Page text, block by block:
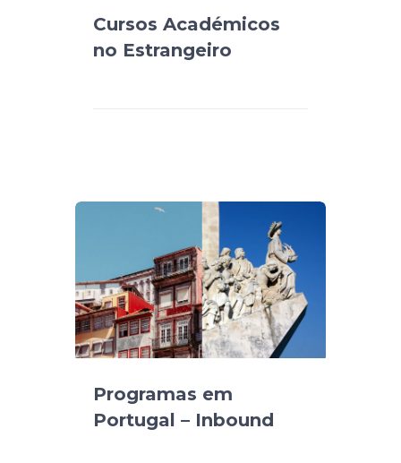
Cursos Académicos
no Estrangeiro
Programas em
Portugal – Inbound